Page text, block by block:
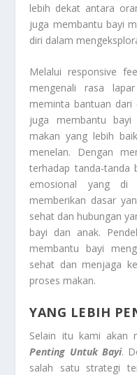
lebih dekat antara
juga membantu bayi
diri dalam
Melalui responsive
mengenali rasa
meminta bantuan
juga membantu bayi
makan yang lebih
menelan. Dengan
terhadap tanda-tanda
emosional yang di
memberikan dasar
sehat dan hubungan
bayi dan anak.
membantu bayi
sehat dan menjaga
proses makan.
YANG LEBIH
Selain itu kami akan
Penting Untuk Bayi.
salah satu strategi